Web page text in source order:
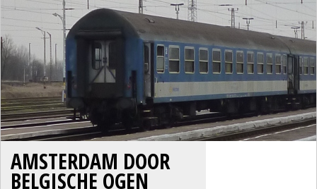
AMSTERDAM DOOR
BELGISCHE OGEN